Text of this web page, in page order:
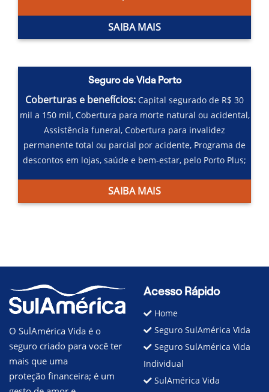
SAIBA MAIS
Seguro de Vida Porto
Coberturas e benefícios: Capital segurado de R$ 30
mil a 150 mil, Cobertura para morte natural ou acidental,
Assistência funeral,Cobertura para invalidez
permanente total ou parcial por acidente, Programa de
descontos em lojas, saúde e bem-estar, pelo Porto Plus;
SAIBA MAIS
O SulAmérica Vida é o
seguro criado para você ter
mais que uma
proteção financeira; é um
Acesso Rápido
Home
Seguro SulAmérica Vida
Seguro SulAmérica Vida
Individual
SulAmérica Vida